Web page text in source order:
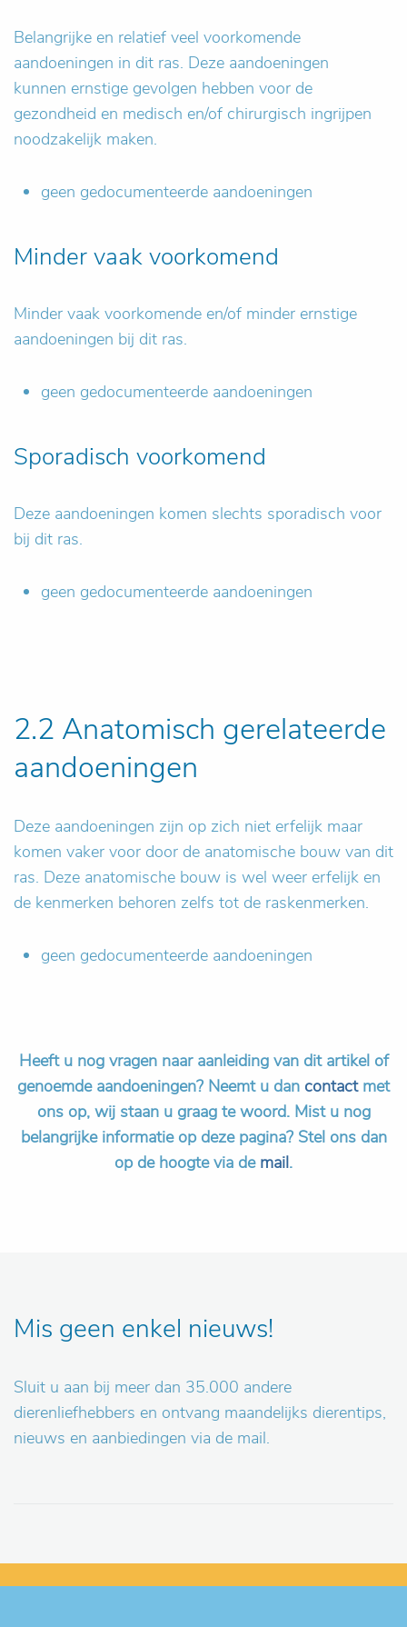
Belangrijke en relatief veel voorkomende
aandoeningen in dit ras. Deze aandoeningen
kunnen ernstige gevolgen hebben voor de
gezondheid en medisch en/of chirurgisch ingrijpen
noodzakelijk maken.
geen gedocumenteerde aandoeningen
Minder vaak voorkomend
Minder vaak voorkomende en/of minder ernstige
aandoeningen bij dit ras.
geen gedocumenteerde aandoeningen
Sporadisch voorkomend
Deze aandoeningen komen slechts sporadisch voor
bij dit ras.
geen gedocumenteerde aandoeningen
2.2 Anatomisch gerelateerde
aandoeningen
Deze aandoeningen zijn op zich niet erfelijk maar
komen vaker voor door de anatomische bouw van dit
ras. Deze anatomische bouw is wel weer erfelijk en
de kenmerken behoren zelfs tot de raskenmerken.
geen gedocumenteerde aandoeningen
Heeft u nog vragen naar aanleiding van dit artikel of
genoemde aandoeningen? Neemt u dan contactmet
ons op, wij staan u graag te woord. Mist u nog
belangrijke informatie op deze pagina? Stel ons dan
op de hoogte via de mail.
Mis geen enkel nieuws!
Sluit u aan bij meer dan 35.000 andere
dierenliefhebbers en ontvang maandelijks dierentips,
nieuws en aanbiedingen via de mail.